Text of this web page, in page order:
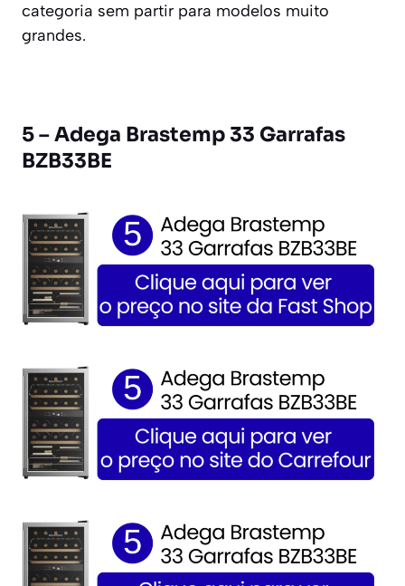
categoria sem partir para modelos muito
grandes.
5 – Adega Brastemp 33 Garrafas
BZB33BE